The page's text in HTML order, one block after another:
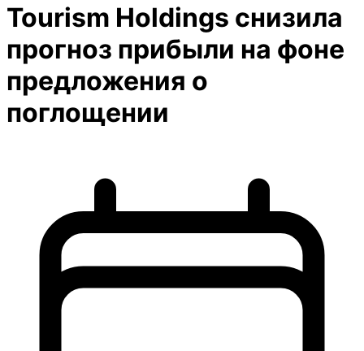
Tourism Holdings снизила
прогноз прибыли на фоне
предложения о
поглощении